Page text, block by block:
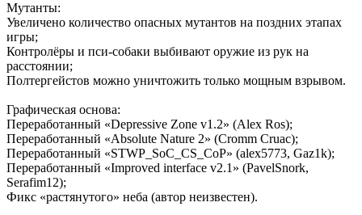
Мутанты:
Увеличено количество опасных мутантов на поздних этапах
игры;
Контролёры и пси-собаки выбивают оружие из рук на
расстоянии;
Полтергейстов можно уничтожить только мощным взрывом.
Графическая основа:
Переработанный «Depressive Zone v1.2» (Alex Ros);
Переработанный «Absolute Nature 2» (Cromm Cruac);
Переработанный «STWP_SoC_CS_CoP» (alex5773, Gaz1k);
Переработанный «Improved interface v2.1» (PavelSnork,
Serafim12);
Фикс «растянутого» неба (автор неизвестен).